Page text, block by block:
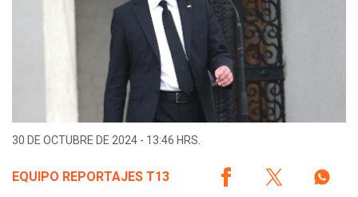
30 DE OCTUBRE DE 2024 - 13:46 HRS.
EQUIPO REPORTAJES T13